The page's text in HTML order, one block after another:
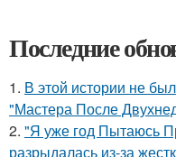
Последние
1. В этой истории не
"Мастера После
2. "Я уже год Пытаюсь
разрыдалась из-за